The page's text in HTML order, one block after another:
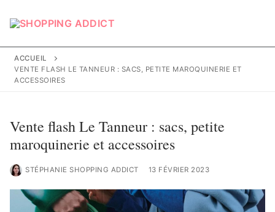
au
ACCUEIL
VENTE FLASH LE TANNEUR : SACS, PETITE MAROQUINERIE ET
ACCESSOIRES
Vente flash Le Tanneur : sacs, petite
maroquinerie et accessoires
STÉPHANIE SHOPPING ADDICT 13 FÉVRIER 2023